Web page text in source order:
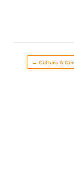
← Cultura &